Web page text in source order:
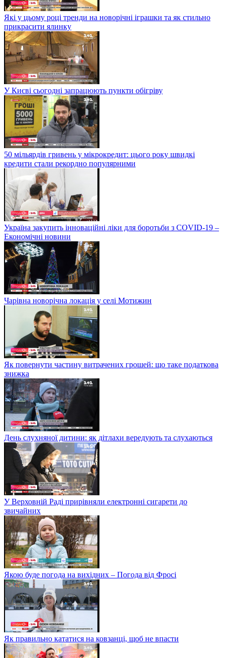
Які у цьому році тренди на новорічні іграшки та як стильно
прикрасити ялинку
У Києві сьогодні запрацюють пункти обігріву
50 мільярдів гривень у мікрокредит: цього року швидкі
кредити стали рекордно популярними
Україна закупить інноваційні ліки для боротьби з COVID-19 –
Економічні новини
Чарівна новорічна локація у селі Мотижин
Як повернути частину витрачених грошей: що таке податкова
знижка
День слухняної дитини: як дітлахи вередують та слухаються
У Верховній Раді прирівняли електронні сигарети до
звичайних
Якою буде погода на вихідних – Погода від Фросі
Як правильно кататися на ковзанці, щоб не впасти